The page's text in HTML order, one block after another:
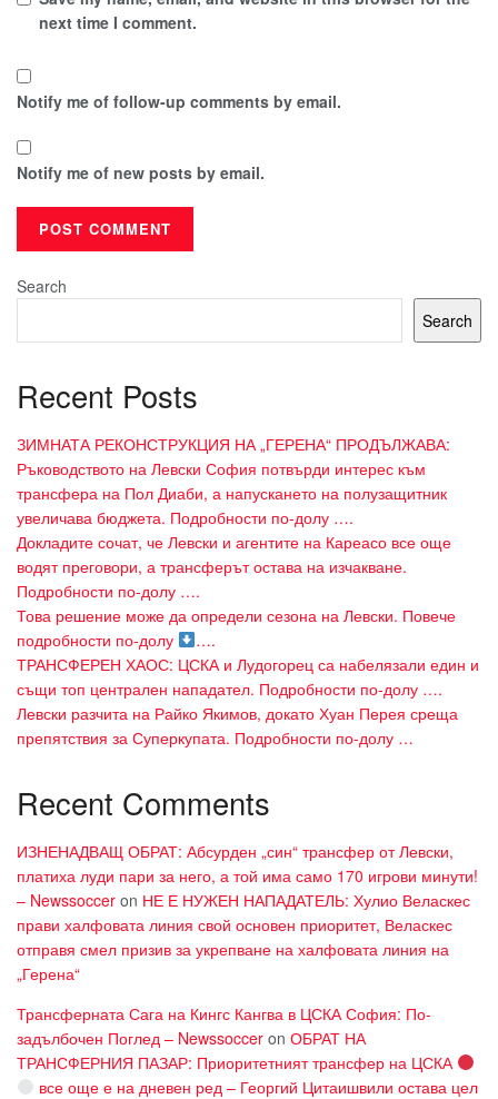
next time I comment.
Notify me of follow-up comments by email.
Notify me of new posts by email.
Search
Search
Recent Posts
ЗИМНАТА РЕКОНСТРУКЦИЯ НА „ГЕРЕНА“ ПРОДЪЛЖАВА:
Ръководството на Левски София потвърди интерес към
трансфера на Пол Диаби, а напускането на полузащитник
увеличава бюджета. Подробности по-долу ….
Докладите сочат, че Левски и агентите на Кареасо все още
водят преговори, а трансферът остава на изчакване.
Подробности по-долу ….
Това решение може да определи сезона на Левски. Повече
подробности по-долу
….
ТРАНСФЕРЕН ХАОС: ЦСКА и Лудогорец са набелязали един и
същи топ централен нападател. Подробности по-долу ….
Левски разчита на Райко Якимов, докато Хуан Перея среща
препятствия за Суперкупата. Подробности по-долу …
Recent Comments
ИЗНЕНАДВАЩ ОБРАТ: Абсурден „син“ трансфер от Левски,
платиха луди пари за него, а той има само 170 игрови минути!
– Newssoccer on НЕ Е НУЖЕН НАПАДАТЕЛЬ: Хулио Веласкес
прави халфовата линия свой основен приоритет, Веласкес
отправя смел призив за укрепване на халфовата линия на
„Герена“
Трансферната Сага на Кингс Кангва в ЦСКА София: По-
задълбочен Поглед – Newssoccer on ОБРАТ НА
ТРАНСФЕРНИЯ ПАЗАР: Приоритетният трансфер на ЦСКА
все още е на дневен ред – Георгий Цитаишвили остава цел